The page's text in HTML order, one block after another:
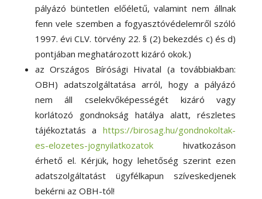
pályázó büntetlen előéletű, valamint nem állnak
fenn vele szemben a fogyasztóvédelemről szóló
1997. évi CLV. törvény 22. § (2) bekezdés c) és d)
pontjában meghatározott kizáró okok.)
az Országos Bírósági Hivatal (a továbbiakban:
OBH) adatszolgáltatása arról, hogy a pályázó
nem áll cselekvőképességét kizáró vagy
korlátozó gondnokság hatálya alatt, részletes
tájékoztatás ahttps://birosag.hu/gondnokoltak-
es-elozetes-jognyilatkozatokhivatkozáson
érhető el. Kérjük, hogy lehetőség szerint ezen
adatszolgáltatást ügyfélkapun szíveskedjenek
bekérni az OBH-tól!